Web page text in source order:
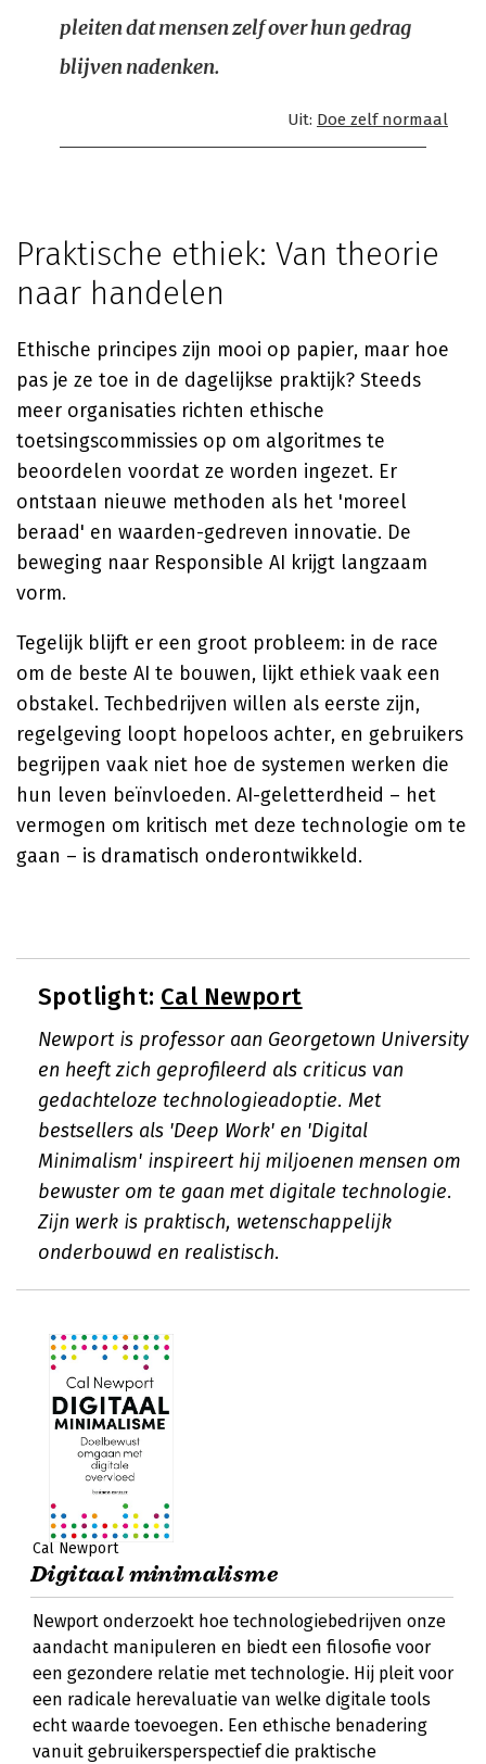
pleiten dat mensen zelf over hun gedrag
blijven nadenken.
Uit: Doe zelf normaal
Praktische ethiek: Van theorie
naar handelen
Ethische principes zijn mooi op papier, maar hoe
pas je ze toe in de dagelijkse praktijk? Steeds
meer organisaties richten ethische
toetsingscommissies op om algoritmes te
beoordelen voordat ze worden ingezet. Er
ontstaan nieuwe methoden als het 'moreel
beraad' en waarden-gedreven innovatie. De
beweging naar Responsible AI krijgt langzaam
vorm.
Tegelijk blijft er een groot probleem: in de race
om de beste AI te bouwen, lijkt ethiek vaak een
obstakel. Techbedrijven willen als eerste zijn,
regelgeving loopt hopeloos achter, en gebruikers
begrijpen vaak niet hoe de systemen werken die
hun leven beïnvloeden. AI-geletterdheid – het
vermogen om kritisch met deze technologie om te
gaan – is dramatisch onderontwikkeld.
Spotlight: Cal Newport
Newport is professor aan Georgetown University
en heeft zich geprofileerd als criticus van
gedachteloze technologieadoptie. Met
bestsellers als 'Deep Work' en 'Digital
Minimalism' inspireert hij miljoenen mensen om
bewuster om te gaan met digitale technologie.
Zijn werk is praktisch, wetenschappelijk
onderbouwd en realistisch.
Cal Newport
Digitaal minimalisme
Newport onderzoekt hoe technologiebedrijven onze
aandacht manipuleren en biedt een filosofie voor
een gezondere relatie met technologie. Hij pleit voor
een radicale herevaluatie van welke digitale tools
echt waarde toevoegen. Een ethische benadering
vanuit gebruikersperspectief die praktische